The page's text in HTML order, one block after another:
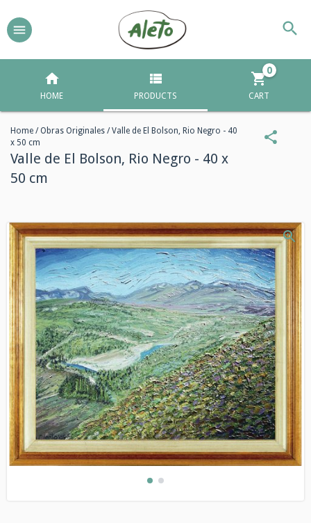
HOME PRODUCTS CART
0
Home / Obras Originales / Valle de El Bolson, Rio Negro - 40
x 50 cm
Valle de El Bolson, Rio Negro - 40 x
50 cm